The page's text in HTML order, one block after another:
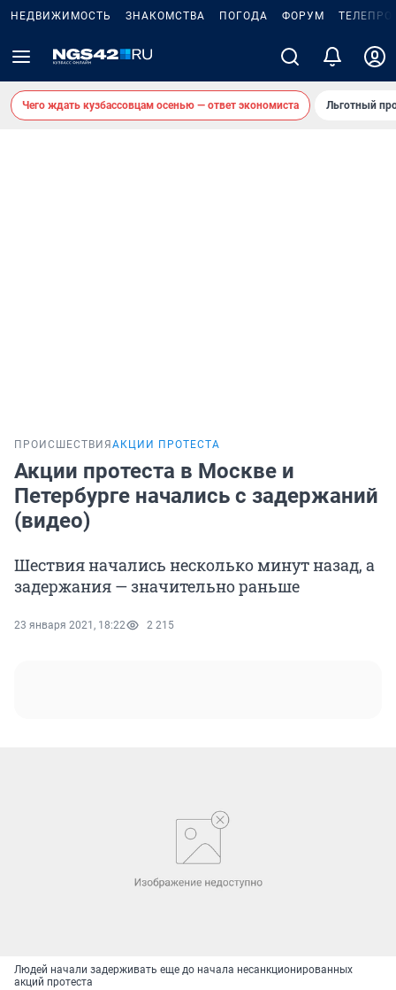
НЕДВИЖИМОСТЬ ЗНАКОМСТВА ПОГОДА ФОРУМ
Чего ждать кузбассовцам осенью — ответ экономиста Льготный
ПРОИСШЕСТВИЯ АКЦИИ ПРОТЕСТА
Акции протеста в Москве и
Петербурге начались с задержаний
(видео)
Шествия начались несколько минут назад, а
задержания — значительно раньше
23 января 2021, 18:22 2 215
Людей начали задерживать еще до начала несанкционированных
акций протеста